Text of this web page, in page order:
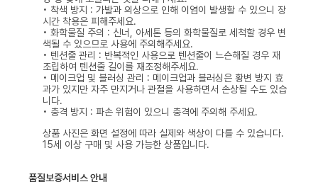
• 착색 방지 : 가발과 의상으로 인해 이염이 발생할 수 있으니 장
시간 착용은 피해주세요.
• 화학물질 주의 : 신너, 아세톤 등의 화학물질로 세척할 경우 변
색될 수 있으므로 사용에 주의해주세요.
• 텐션줄 관리 : 반복적인 사용으로 텐션줄이 느슨해질 경우 재
조립하여 텐션줄 길이를 재조정해주세요.
• 메이크업 및 블러싱 관리 : 메이크업과 블러싱은 황변 방지 효
과가 있지만 자주 만지거나 관절을 사용하면서 손상될 수도 있습
니다.
• 충격 방지 : 파손 위험이 있으니 충격에 주의해 주세요.
상품 사진은 화면 설정에 따라 실제와 색상이 다를 수 있습니다.
15세 이상 구매 및 사용 가능한 상품입니다.
품질보증서비스 안내